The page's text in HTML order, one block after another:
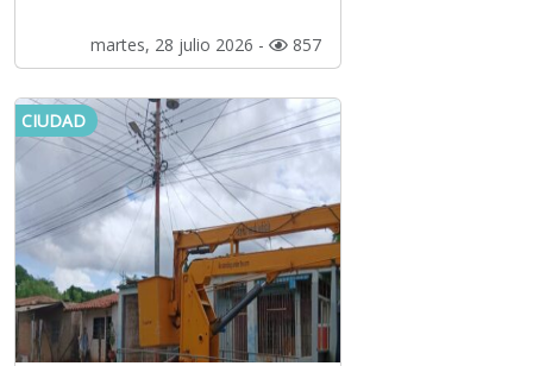
martes, 28 julio 2026 - 857
CIUDAD